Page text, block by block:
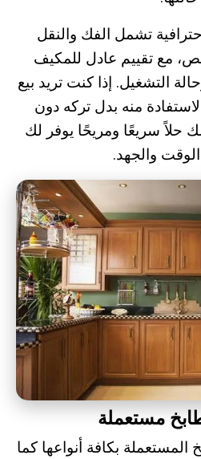
تشمل الفك والنقل
مع تقييم عادل للمكيف
التشغيل. إذا كنت تريد بيع
منه بدل تركه دون
حلاً سريعًا ومريحًا يوفر لك
والجهد.
مستعملة
المستعملة بكافة أنواعها كما